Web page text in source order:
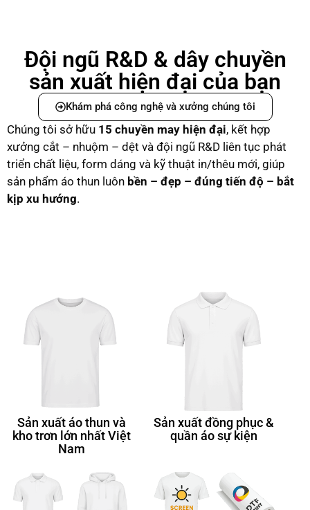
Đội ngũ R&D & dây chuyền
sản xuất hiện đại của bạn
Khám phá công nghệ và xưởng chúng tôi
Chúng tôi sở hữu 15 chuyền may hiện đại, kết hợp
xưởng cắt – nhuộm – dệt và đội ngũ R&D liên tục phát
triển chất liệu, form dáng và kỹ thuật in/thêu mới, giúp
sản phẩm áo thun luôn bền – đẹp – đúng tiến độ – bắt
kịp xu hướng.
Sản xuất áo thun và
kho trơn lớn nhất Việt
Nam
Sản xuất đồng phục &
quần áo sự kiện